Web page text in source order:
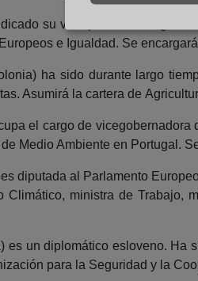
su vida política a la
e Igualdad. Se
ha sido durante largo
Asumirá la cartera de
el cargo de
Medio Ambiente en Portugal.
diputada al Parlamento
Climático, ministra de Trabajo,
es un diplomático esloveno. Ha
para la Seguridad y la